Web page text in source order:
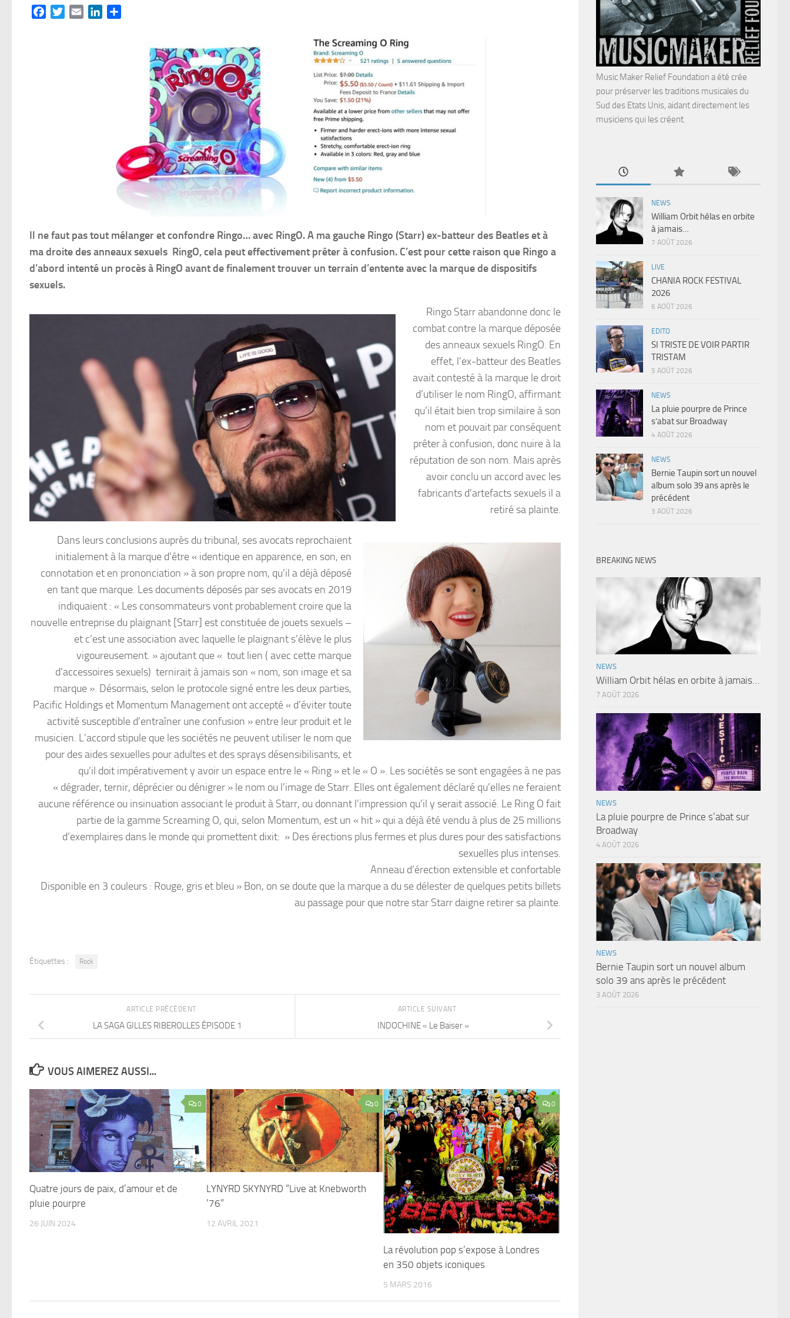
FacebookTwitterEmail LinkedIn
Il ne faut pas tout mélanger et confondre Ringo… avec RingO. A ma gauche Ringo (Starr) ex-batteur des Beatles et à
ma droite des anneaux sexuels RingO, cela peut effectivement prêter à confusion. C’est pour cette raison que Ringo a
d’abord intenté un procès à RingO avant de finalement trouver un terrain d’entente avec la marque de dispositifs
sexuels.
Ringo Starr abandonne donc le
combat contre la marque déposée
des anneaux sexuels RingO. En
effet, l’ex-batteur des Beatles
avait contesté à la marque le droit
d’utiliser le nom RingO, affirmant
qu’il était bien trop similaire à son
nom et pouvait par conséquent
prêter à confusion, donc nuire à la
réputation de son nom. Mais après
avoir conclu un accord avec les
fabricants d’artefacts sexuels il a
retiré sa plainte.
Dans leurs conclusions auprès du tribunal, ses avocats reprochaient
initialement à la marque d’être « identique en apparence, en son, en
connotation et en prononciation » à son propre nom, qu’il a déjà déposé
en tant que marque. Les documents déposés par ses avocats en 2019
indiquaient : « Les consommateurs vont probablement croire que la
nouvelle entreprise du plaignant [Starr] est constituée de jouets sexuels –
et c’est une association avec laquelle le plaignant s’élève le plus
vigoureusement. » ajoutant que « tout lien ( avec cette marque
d’accessoires sexuels) ternirait à jamais son « nom, son image et sa
marque ». Désormais, selon le protocole signé entre les deux parties,
Pacific Holdings et Momentum Management ont accepté « d’éviter toute
activité susceptible d’entraîner une confusion » entre leur produit et le
musicien. L’accord stipule que les sociétés ne peuvent utiliser le nom que
pour des aides sexuelles pour adultes et des sprays désensibilisants, et
qu’il doit impérativement y avoir un espace entre le « Ring » et le « O ». Les sociétés se sont engagées à ne pas
« dégrader, ternir, déprécier ou dénigrer » le nom ou l’image de Starr. Elles ont également déclaré qu’elles ne feraient
aucune référence ou insinuation associant le produit à Starr, ou donnant l’impression qu’il y serait associé. Le Ring O fait
partie de la gamme Screaming O, qui, selon Momentum, est un « hit » qui a déjà été vendu à plus de 25 millions
d’exemplaires dans le monde qui promettent dixit: » Des érections plus fermes et plus dures pour des satisfactions
sexuelles plus intenses.
Anneau d’érection extensible et confortable
Disponible en 3 couleurs : Rouge, gris et bleu » Bon, on se doute que la marque a du se délester de quelques petits billets
au passage pour que notre star Starr daigne retirer sa plainte.
Étiquettes : Rock
ARTICLE SUIVANT
INDOCHINE « Le Baiser »
ARTICLE PRÉCÉDENT
LA SAGA GILLES RIBEROLLES ÉPISODE 1
VOUS AIMEREZ AUSSI...
0
Quatre jours de paix, d’amour et de
pluie pourpre
26 JUIN 2024
0
LYNYRD SKYNYRD “Live at Knebworth
’76”
12 AVRIL 2021
0
La révolution pop s’expose à Londres
en 350 objets iconiques
5 MARS 2016
Music Maker Relief Foundation a été crée
pour préserver les traditions musicales du
Sud des Etats Unis, aidant directement les
musiciens qui les créent.
NEWS
William Orbit hélas en orbite
à jamais…
7 AOÛT 2026
LIVE
CHANIA ROCK FESTIVAL
2026
6 AOÛT 2026
EDITO
SI TRISTE DE VOIR PARTIR
TRISTAM
5 AOÛT 2026
NEWS
La pluie pourpre de Prince
s’abat sur Broadway
4 AOÛT 2026
NEWS
Bernie Taupin sort un nouvel
album solo 39 ans après le
précédent
3 AOÛT 2026
BREAKING NEWS
NEWS
William Orbit hélas en orbite à jamais…
7 AOÛT 2026
NEWS
La pluie pourpre de Prince s’abat sur
Broadway
4 AOÛT 2026
NEWS
Bernie Taupin sort un nouvel album
solo 39 ans après le précédent
3 AOÛT 2026